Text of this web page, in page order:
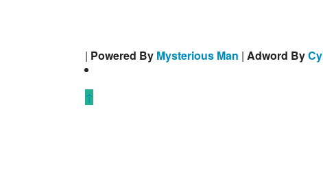
| Powered By Mysterious Man | Adword By
↑